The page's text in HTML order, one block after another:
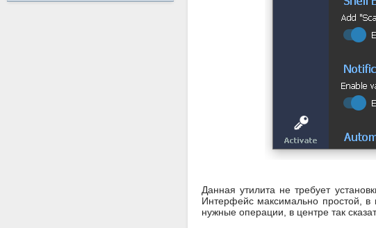
Данная утилита не требует
Интерфейс максимально простой, в
нужные операции, в центре так